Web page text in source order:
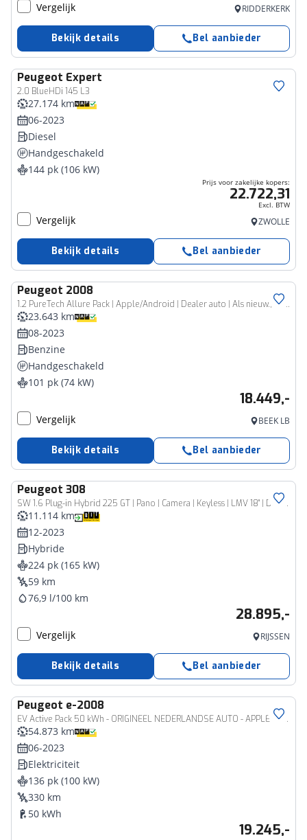
Vergelijk RIDDERKERK
Bekijk details Bel aanbieder
Peugeot Expert
2.0 BlueHDi 145 L3
Bedrijfswagen
27.174 km
06-2023
Diesel
Handgeschakeld
144 pk (106 kW)
Prijs voor zakelijke kopers:
22.722,31
Excl. BTW
Vergelijk ZWOLLE
Bekijk details Bel aanbieder
Peugeot 2008
1.2 PureTech Allure Pack | Apple/Android | Dealer auto | Als nieuw.| % Bovag Occasion Partner %
23.643 km
08-2023
Benzine
Handgeschakeld
101 pk (74 kW)
18.449,-
Vergelijk BEEK LB
Bekijk details Bel aanbieder
Peugeot 308
SW 1.6 Plug-in Hybrid 225 GT | Pano | Camera | Keyless | LMV 18" | DAB | Dodehoeksens. | Climate | LED | Navi |
11.114 km
12-2023
Hybride
224 pk (165 kW)
59 km
76,9 l/100 km
28.895,-
Vergelijk RIJSSEN
Bekijk details Bel aanbieder
Peugeot e-2008
EV Active Pack 50 kWh - ORIGINEEL NEDERLANDSE AUTO - APPLE CARPLAY/ANDROID AUTO - CLIMATE CONTROL - CRUISE CONTROL - KEYLESS START - PARKEERSENSOREN ACHTER - VERKEERSBORDDETECTIE
54.873 km
06-2023
Elektriciteit
136 pk (100 kW)
330 km
50 kWh
19.245,-